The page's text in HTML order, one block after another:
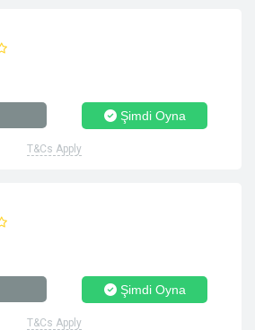
Şimdi Oyna
T&Cs Apply
Şimdi Oyna
T&Cs Apply